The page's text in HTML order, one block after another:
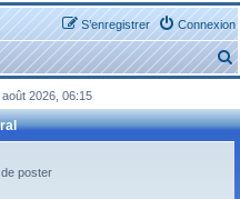
Connexion
S’enregistrer
e
c
2026, 06:15
poster